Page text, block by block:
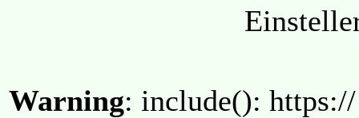
Warning: include():